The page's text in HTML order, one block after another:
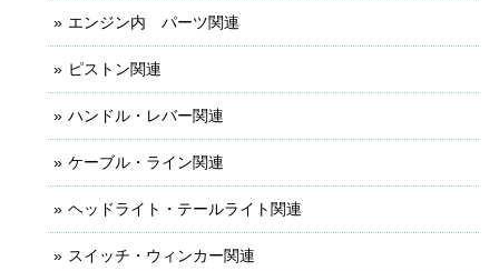
エンジン内 パーツ関連
ピストン関連
ハンドル・レバー関連
ケーブル・ライン関連
ヘッドライト・テールライト関連
スイッチ・ウィンカー関連